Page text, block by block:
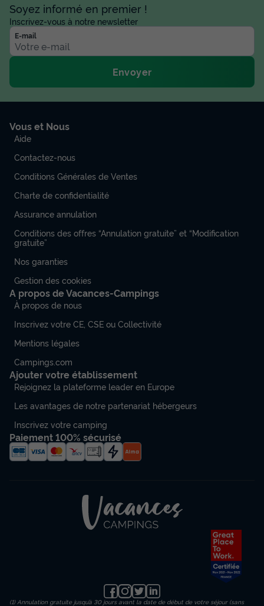
Soyez informé en premier !
Inscrivez-vous à notre newsletter
E-mail
Envoyer
Vous et Nous
Aide
Contactez-nous
Conditions Générales de Ventes
Charte de confidentialité
Assurance annulation
Conditions des offres “Annulation gratuite” et “Modification
gratuite”
Nos garanties
Gestion des cookies
A propos de Vacances-Campings
À propos de nous
Inscrivez votre CE, CSE ou Collectivité
Mentions légales
Campings.com
Ajouter votre établissement
Rejoignez la plateforme leader en Europe
Les avantages de notre partenariat hébergeurs
Inscrivez votre camping
Paiement 100% sécurisé
(1) Annulation gratuite jusqu’à 30 jours avant la date de début de votre séjour (sans